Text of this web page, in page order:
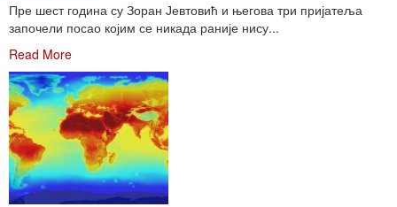
Пре шест година су Зоран Јевтовић и његова три пријатеља
започели посао којим се никада раније нису...
Read More